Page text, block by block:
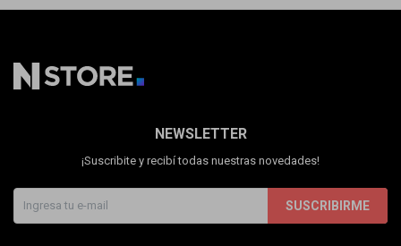
NEWSLETTER
¡Suscribite y recibí todas nuestras novedades!
SUSCRIBIRME